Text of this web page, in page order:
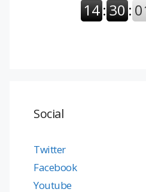
Social
Twitter
Facebook
Youtube